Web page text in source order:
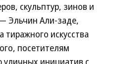
скульптур, зинов и
Эльчин Али-заде,
тиражного искусства
посетителям
уличных инициатив с